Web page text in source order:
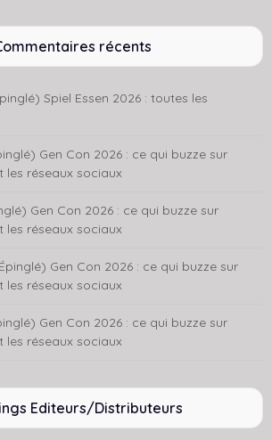
récents
Spiel Essen 2026 : toutes les
Gen Con 2026 : ce qui buzze sur
les réseaux sociaux
Gen Con 2026 : ce qui buzze sur
les réseaux sociaux
Gen Con 2026 : ce qui buzze sur
les réseaux sociaux
Gen Con 2026 : ce qui buzze sur
les réseaux sociaux
Editeurs/Distributeurs